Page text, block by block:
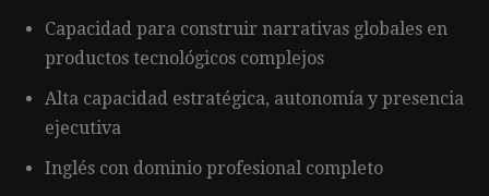
Capacidad para construir narrativas globales en
productos tecnológicos complejos
Alta capacidad estratégica, autonomía y presencia
ejecutiva
Inglés con dominio profesional completo